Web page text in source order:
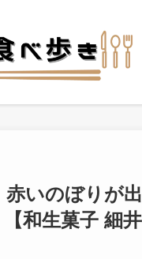
いのぼりが
和生菓子 細